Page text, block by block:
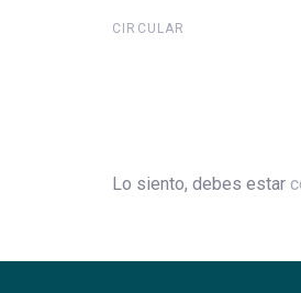
CIRCULAR
Lo siento, debes estar